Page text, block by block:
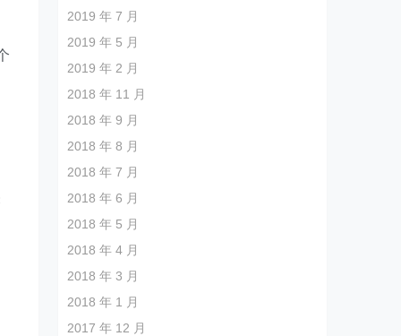
2019 年 7 月
2019 年 5 月
2019 年 2 月
2018 年 11 月
2018 年 9 月
2018 年 8 月
2018 年 7 月
2018 年 6 月
2018 年 5 月
2018 年 4 月
2018 年 3 月
2018 年 1 月
2017 年 12 月